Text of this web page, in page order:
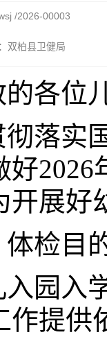
/2026-00003
双柏县卫健局
的各位
彻落实
好
开展好
体检目
入园入
作提供